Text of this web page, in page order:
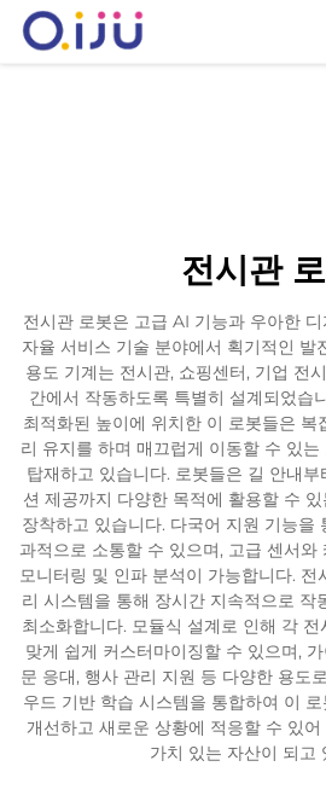
응용 프로그램
사례
뉴스
서비스 지원
연락
전시관
전시관 로봇은 고급 AI 기능과 우아한
자율 서비스 기술 분야에서 획기적인 발
용도 기계는 전시관, 쇼핑센터, 기업 전
간에서 작동하도록 특별히 설계되었습
최적화된 높이에 위치한 이 로봇들은 복
리 유지를 하며 매끄럽게 이동할 수 있
탑재하고 있습니다. 로봇들은 길 안내
션 제공까지 다양한 목적에 활용할 수
장착하고 있습니다. 다국어 지원 기능을
과적으로 소통할 수 있으며, 고급 센서와
모니터링 및 인파 분석이 가능합니다.
리 시스템을 통해 장시간 지속적으로 작
최소화합니다. 모듈식 설계로 인해 각
맞게 쉽게 커스터마이징할 수 있으며,
문 응대, 행사 관리 지원 등 다양한 용도
우드 기반 학습 시스템을 통합하여 이
개선하고 새로운 상황에 적응할 수 있
가치 있는 자산이 되고